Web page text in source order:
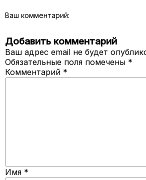
Ваш комментарий:
Добавить комментарий
Ваш адрес email не будет
Обязательные поля помечены *
Комментарий *
Имя *